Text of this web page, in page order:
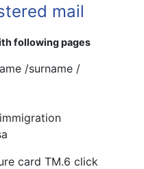
mail
fol­low­ing pages
/​sur­name /​
card TM.6 click